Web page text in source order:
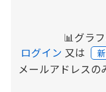
📊グラ
ログイン 又は
メールアドレスの